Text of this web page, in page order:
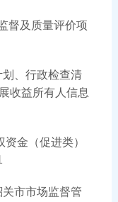
督及质量评价项
、行政检查清
收益所有人信息
金（促进类）
市市场监督管